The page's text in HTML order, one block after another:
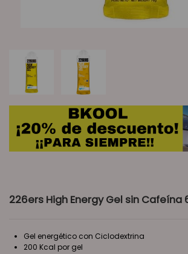
226ers High Energy Gel sin Cafeína
Gel energético con Ciclodextrina
200 Kcal por gel